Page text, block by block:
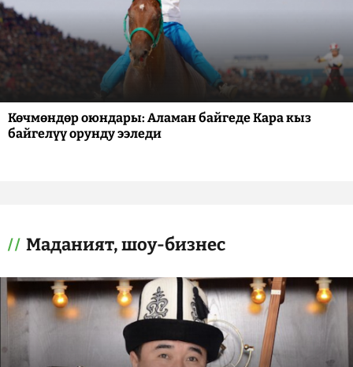
Көчмөндөр оюндары: Аламан байгеде Кара кыз
байгелүү орунду ээледи
Маданият, шоу-бизнес